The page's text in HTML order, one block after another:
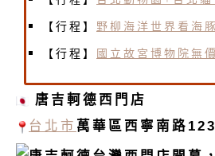
【行程】 野柳海洋世界看海
【行程】 國立故宮博物院無
唐吉軻德西門店
台北市 萬華區西寧南路